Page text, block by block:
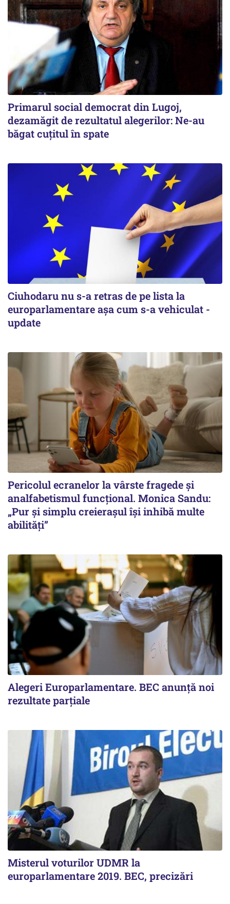
Primarul social democrat din Lugoj,
dezamăgit de rezultatul alegerilor: Ne-au
băgat cuţitul în spate
Ciuhodaru nu s-a retras de pe lista la
europarlamentare așa cum s-a vehiculat -
update
Pericolul ecranelor la vârste fragede și
analfabetismul funcțional. Monica Sandu:
„Pur și simplu creierașul își inhibă multe
abilități”
Alegeri Europarlamentare. BEC anunţă noi
rezultate parţiale
Misterul voturilor UDMR la
europarlamentare 2019. BEC, precizări